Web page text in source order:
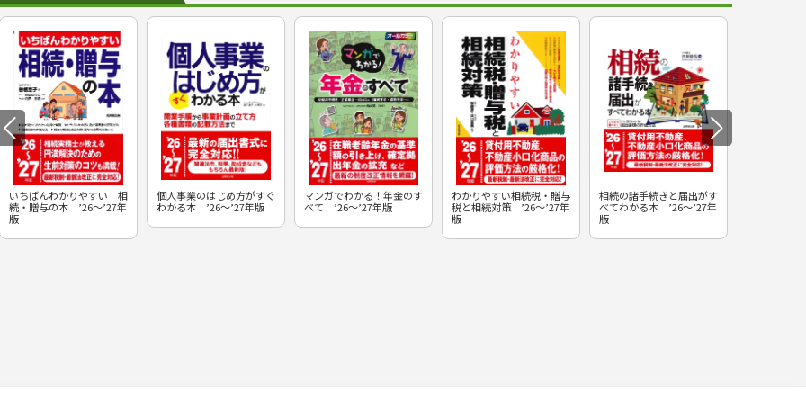
いちばんわかりやすい 相
続・贈与の本 ’26～’27年
版
個人事業のはじめ方がすぐ
わかる本 ’26～’27年版
マンガでわかる！年金のす
べて ’26～’27年版
わかりやすい相続税・贈与
税と相続対策 ’26～’27年
版
相続の諸手続きと届出がす
べてわかる本 ’26～’27年
版